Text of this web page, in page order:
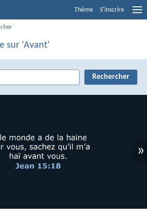
Thème S'inscrire
sur 'Avant'
»